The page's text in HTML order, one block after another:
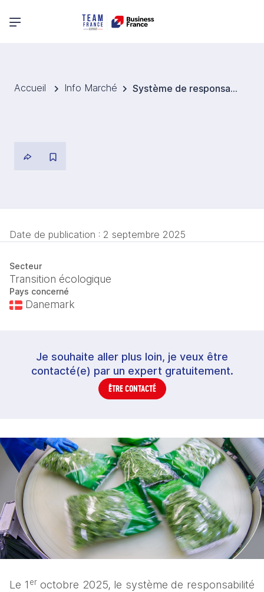
Menu principal
Accueil Info Marché Système de responsabilité élargie des producteurs (REP) pour les emballages
Date de publication : 2 septembre 2025
Secteur
Transition écologique
Pays concerné
Danemark
Je souhaite aller plus loin, je veux être
contacté(e) par un expert gratuitement.
ÊTRE CONTACTÉ
Le 1 er octobre 2025, le système de responsabilité